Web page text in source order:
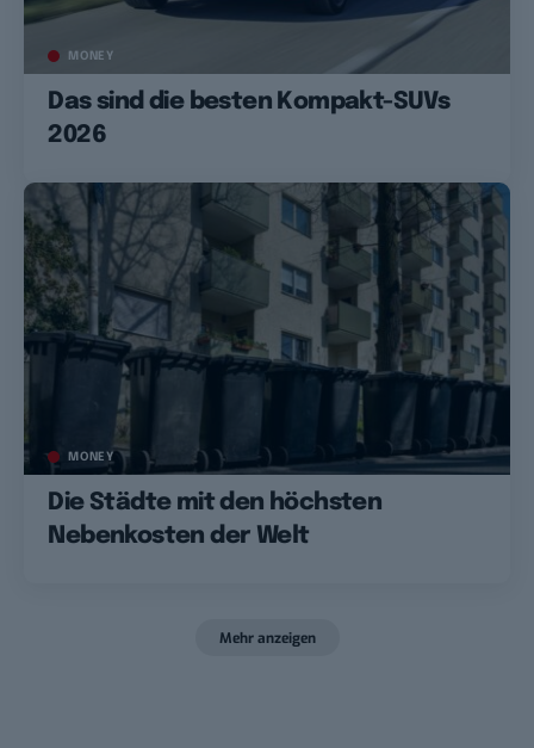
MONEY
Das sind die besten Kompakt-SUVs
2026
MONEY
Die Städte mit den höchsten
Nebenkosten der Welt
Mehr anzeigen